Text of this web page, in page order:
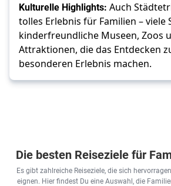
Kulturelle Highlights: Auch
tolles Erlebnis für Familien – viele
kinderfreundliche Museen, Zoos
Attraktionen, die das Entdecken
besonderen Erlebnis machen.
Die besten Reiseziele für
Es gibt zahlreiche Reiseziele, die sich
eignen. Hier findest Du eine Auswahl, die